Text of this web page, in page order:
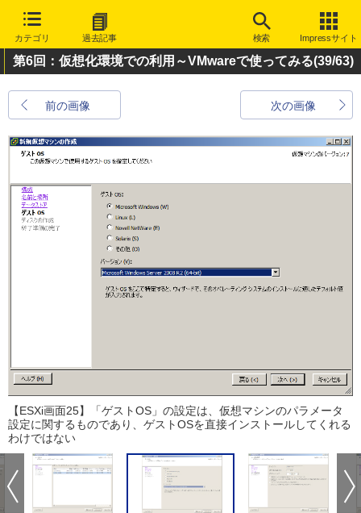
カテゴリ 過去記事 検索 Impressサイト
第6回：仮想化環境での利用～VMwareで使ってみる(39/63)
前の画像 次の画像
【ESXi画面25】「ゲストOS」の設定は、仮想マシンのパラメータ
設定に関するものであり、ゲストOSを直接インストールしてくれる
わけではない